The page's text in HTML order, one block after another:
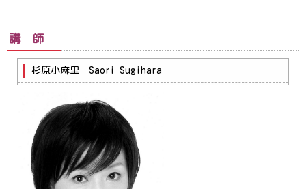
講 師
杉原小麻里 Saori Sugihara